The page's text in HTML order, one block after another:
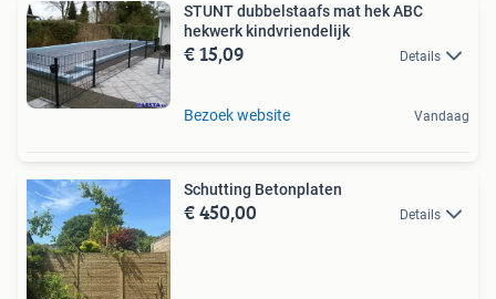
STUNT dubbelstaafs mat hek ABC
hekwerk kindvriendelijk
€ 15,09 Details
Bezoek website Vandaag
Schutting Betonplaten
€ 450,00 Details